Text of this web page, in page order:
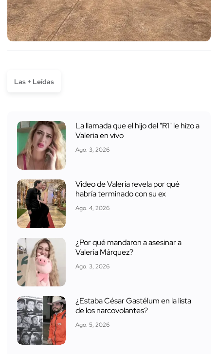
Las + Leídas
La llamada que el hijo del "R1" le hizo a
Valeria en vivo
Ago. 3, 2026
Video de Valeria revela por qué
habría terminado con su ex
Ago. 4, 2026
¿Por qué mandaron a asesinar a
Valeria Márquez?
Ago. 3, 2026
¿Estaba César Gastélum en la lista
de los narcovolantes?
Ago. 5, 2026